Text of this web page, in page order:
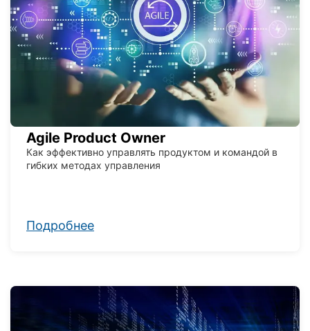
Agile Product Owner
Как эффективно управлять продуктом и командой в
гибких методах управления
Подробнее